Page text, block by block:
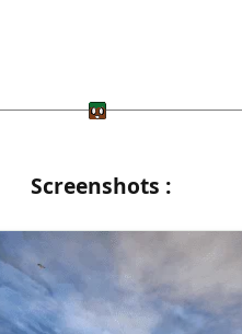
Screenshots :